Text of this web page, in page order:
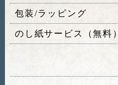
包装/ラッピング
のし紙サービス（無料）